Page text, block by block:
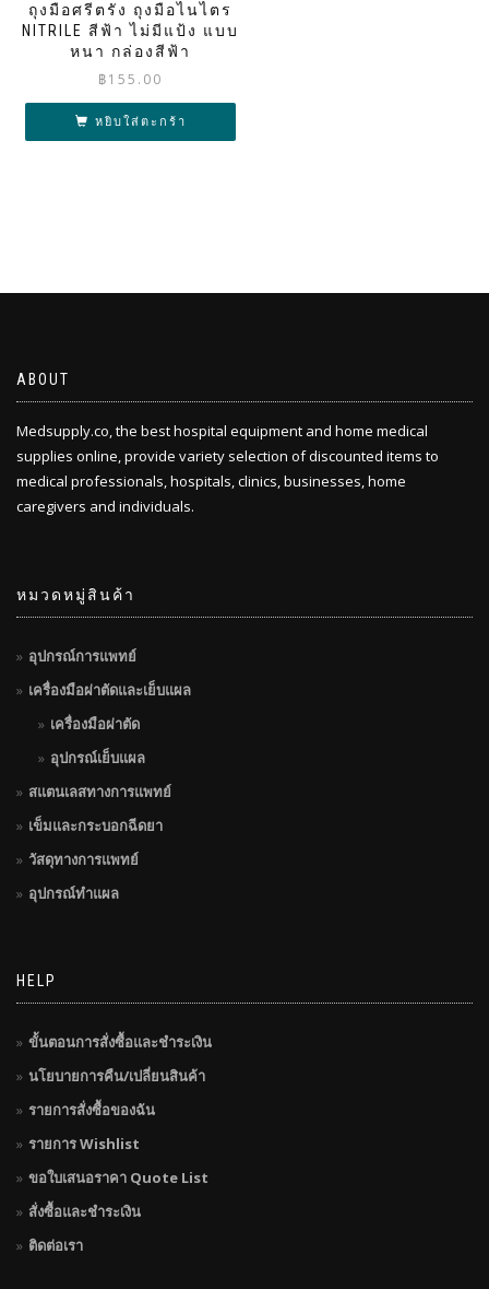
ถุงมือศรีตรัง ถุงมือไนไตร
NITRILE สีฟ้า ไม่มีแป้ง แบบ
หนา กล่องสีฟ้า
฿155.00
หยิบใส่ตะกร้า
ABOUT
Medsupply.co, the best hospital equipment and home medical
supplies online, provide variety selection of discounted items to
medical professionals, hospitals, clinics, businesses, home
caregivers and individuals.
หมวดหมู่สินค้า
อุปกรณ์การแพทย์
เครื่องมือผ่าตัดและเย็บแผล
เครื่องมือผ่าตัด
อุปกรณ์เย็บแผล
สแตนเลสทางการแพทย์
เข็มและกระบอกฉีดยา
วัสดุทางการแพทย์
อุปกรณ์ทำแผล
HELP
ขั้นตอนการสั่งซื้อและชำระเงิน
นโยบายการคืน/เปลี่ยนสินค้า
รายการสั่งซื้อของฉัน
รายการ Wishlist
ขอใบเสนอราคา Quote List
สั่งซื้อและชำระเงิน
ติดต่อเรา